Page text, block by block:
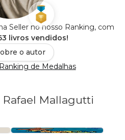
Seller no nosso Ranking, com
livros vendidos!
o autor
de Medalhas
Mallagutti